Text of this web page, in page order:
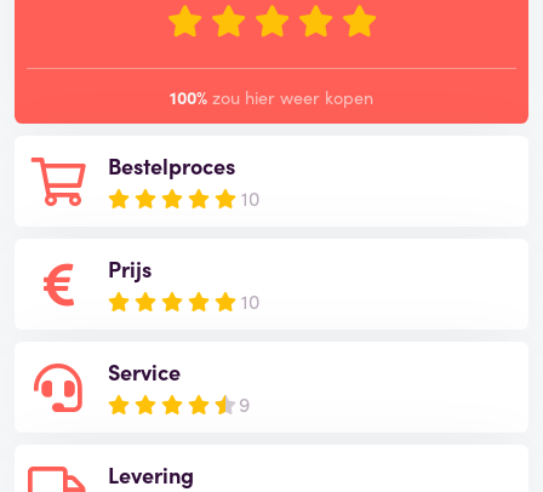
Bestelproces
10
Prijs
10
Service
9
Levering
100% zou hier weer kopen